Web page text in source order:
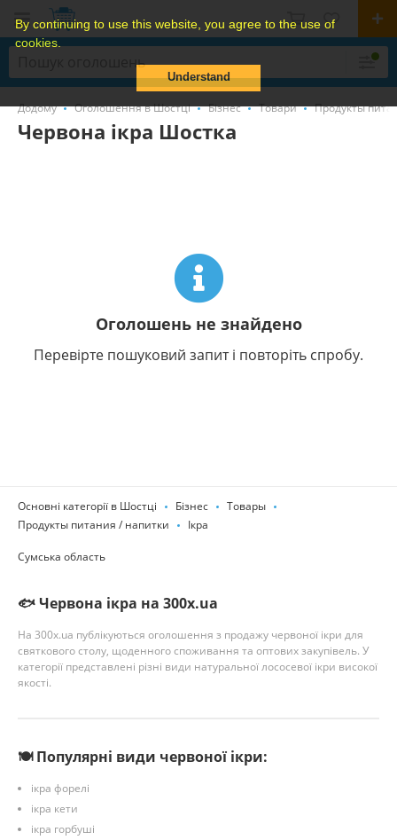
By continuing to use this website, you agree to the use of
cookies.
Understand
Додому Оголошення в Шостці Бізнес Товари Продукты
Червона ікра Шостка
Оголошень не знайдено
Перевірте пошуковий запит і повторіть спробу.
Основні категорії в Шостці Бізнес
Товары
Продукты питания / напитки
Ікра
Сумська область
🐟 Червона ікра на 300x.ua
На 300x.ua публікуються оголошення з продажу червоної ікри для
святкового столу, щоденного споживання та оптових закупівель. У
категорії представлені різні види натуральної лососевої ікри високої
якості.
🍽️ Популярні види червоної ікри:
ікра форелі
ікра кети
ікра горбуші